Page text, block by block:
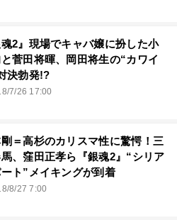
魂2』現場でキャバ嬢に扮した小
菅田将暉、岡田将生の“カワイ
決勃発!?
7/26 17:00
＝高杉のカリスマ性に驚愕！三
、窪田正孝ら『銀魂2』“シリア
ート”メイキングが到着
8/27 7:00